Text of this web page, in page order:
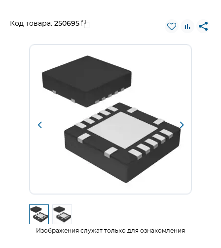
Код товара: 250695
Изображения служат только для ознакомления